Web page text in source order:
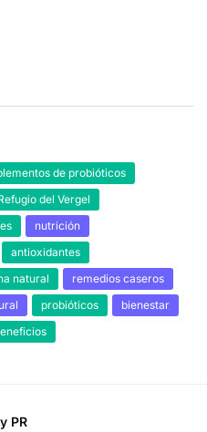
de probióticos
del Vergel
nutrición
antioxidantes
natural
remedios caseros
probióticos
bienestar
PR